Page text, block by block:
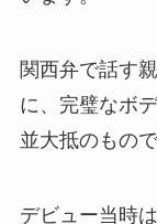
関西弁で話す
に、完璧なボ
並大抵のもの
デビュー当時